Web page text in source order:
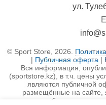
ул.
© Sport Store, 2026.
| Публичная оферта|
Вся информация,
(sportstore.kz), в т.ч. цены
являются публичной
размещённые на сайте,
правообладателя и